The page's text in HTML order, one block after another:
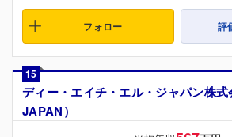
フォロー 評
15
ディー・エイチ・エル・ジャパン株
JAPAN）